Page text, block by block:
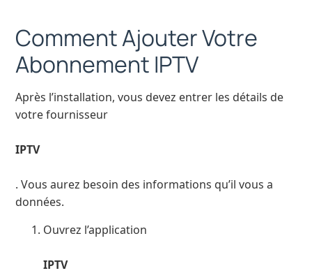
Comment Ajouter Votre
Abonnement IPTV
Après l’installation, vous devez entrer les détails de
votre fournisseur
IPTV
. Vous aurez besoin des informations qu’il vous a
données.
Ouvrez l’application
IPTV